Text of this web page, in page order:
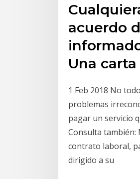
acuerdo
Una
1 Feb 2018 No
problemas
pagar un servicio
Consulta también:
contrato laboral,
dirigido a su